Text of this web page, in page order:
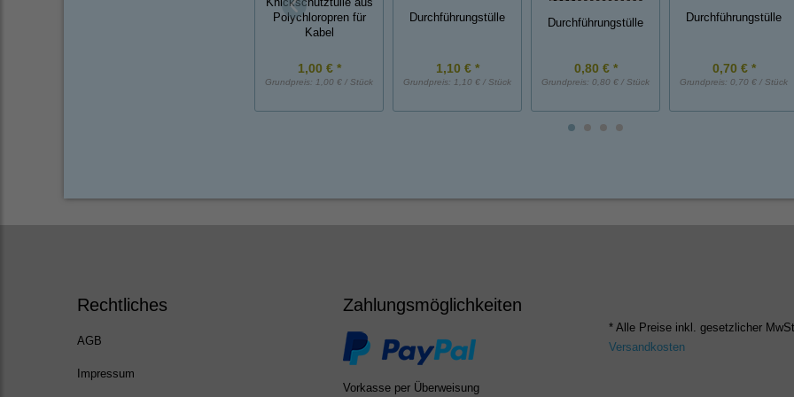
Knickschutztülle aus
Polychloropren für
Kabel
1,00 € *
Grundpreis: 1,00 € / Stück
Durchführungstülle
1,10 € *
Grundpreis: 1,10 € / Stück
Durchführungstülle
0,80 € *
Grundpreis: 0,80 € / Stück
Durchführungstülle
0,70 € *
Grundpreis: 0,70 € / Stück
Rechtliches
AGB
Impressum
Zahlungsmöglichkeiten
Vorkasse per Überweisung
* Alle Preise inkl. gesetzlicher
Versandkosten